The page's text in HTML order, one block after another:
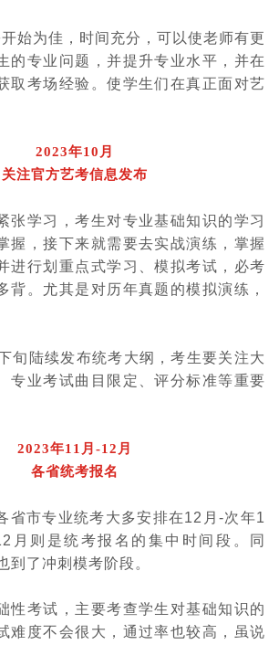
开始为佳，时间充分，可以使老师有更
的专业问题，并提升专业水平，并在
取考场经验。使学生们在真正面对艺
2023年10月
关注官方艺考信息发布
张学习，考生对专业基础知识的学习
握，接下来就需要去实战演练，掌握
进行划重点式学习、模拟考试，必考
背。尤其是对历年真题的模拟演练，
旬陆续发布统考大纲，考生要关注大
专业考试曲目限定、评分标准等重要
2023年11月-12月
各省统考报名
省市专业统考大多安排在12 月-次年1
月则是统考报名的集中时间段。同
到了冲刺模考阶段。
性考试，主要考查学生对基础知识的
难度不会很大，通过率也较高，虽说